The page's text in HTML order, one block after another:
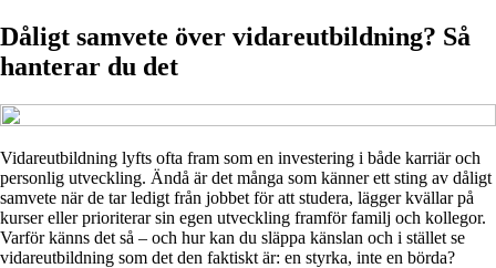
Dåligt samvete över vidareutbildning? Så
hanterar du det
Vidareutbildning lyfts ofta fram som en investering i både karriär och
personlig utveckling. Ändå är det många som känner ett sting av dåligt
samvete när de tar ledigt från jobbet för att studera, lägger kvällar på
kurser eller prioriterar sin egen utveckling framför familj och kollegor.
Varför känns det så – och hur kan du släppa känslan och i stället se
vidareutbildning som det den faktiskt är: en styrka, inte en börda?